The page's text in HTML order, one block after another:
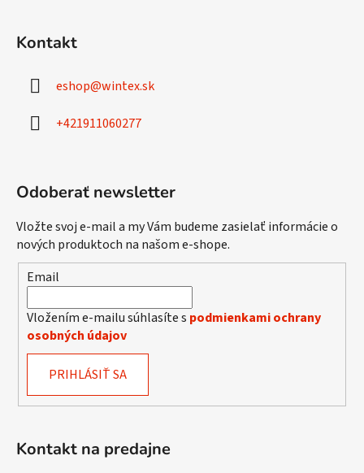
Kontakt
eshop@wintex.sk
+421911060277
Odoberať newsletter
Vložte svoj e-mail a my Vám budeme zasielať informácie o
nových produktoch na našom e-shope.
Email
Vložením e-mailu súhlasíte s podmienkami ochrany
osobných údajov
PRIHLÁSIŤ SA
Kontakt na predajne